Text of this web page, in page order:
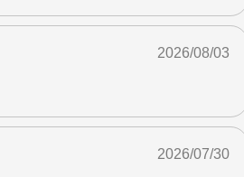
2026/08/03
2026/07/30